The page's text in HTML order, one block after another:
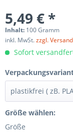
5,49 € *
Inhalt: 100 Gramm
inkl. MwSt.zzgl.
Sofort
Größe wählen:
Größe